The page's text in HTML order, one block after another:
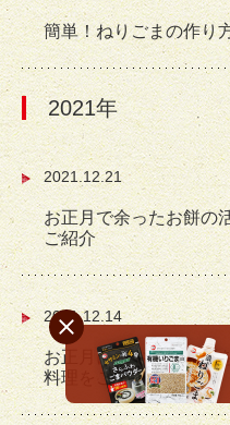
簡単！ねりごまの作り
2021年
2021.12.21
お正月で余ったお餅の
ご紹介
2021.12.14
お正月にはおせち料理
料理をご紹介